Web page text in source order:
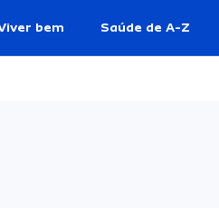
bem Saúde de A-Z